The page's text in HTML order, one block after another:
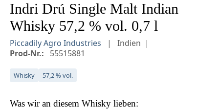
Indri Drú Single Malt Indian
Whisky 57,2 % vol. 0,7 l
Piccadily Agro Industries
Indien
Prod-Nr.:
55515881
Whisky 57,2 % vol.
Was wir an diesem Whisky lieben: